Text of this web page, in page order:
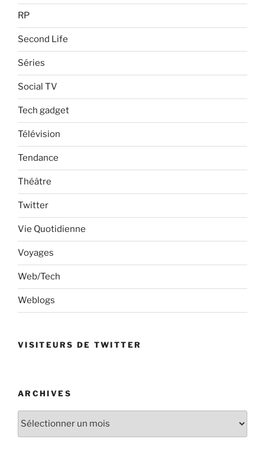
RP
Second Life
Séries
Social TV
Tech gadget
Télévision
Tendance
Théâtre
Twitter
Vie Quotidienne
Voyages
Web/Tech
Weblogs
VISITEURS DE TWITTER
ARCHIVES
Archives